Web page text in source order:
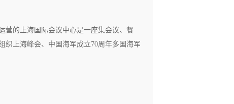
营的上海国际会议中心是一座集会议、餐
织上海峰会、中国海军成立70周年多国海军